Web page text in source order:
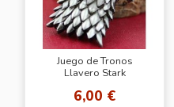
Juego de Tronos
Llavero Stark
6,00 €